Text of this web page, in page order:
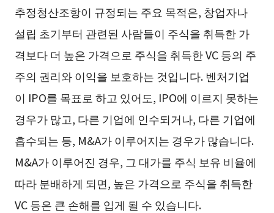
추정청산조항이 규정되는 주요 목적은, 창업자나
설립 초기부터 관련된 사람들이 주식을 취득한 가
격보다 더 높은 가격으로 주식을 취득한 VC 등의 주
주의 권리와 이익을 보호하는 것입니다. 벤처기업
이 IPO를 목표로 하고 있어도, IPO에 이르지 못하는
경우가 많고, 다른 기업에 인수되거나, 다른 기업에
흡수되는 등, M&A가 이루어지는 경우가 많습니다.
M&A가 이루어진 경우, 그 대가를 주식 보유 비율에
따라 분배하게 되면, 높은 가격으로 주식을 취득한
VC 등은 큰 손해를 입게 될 수 있습니다.